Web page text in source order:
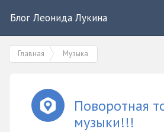
Блог Леонида Лукина
Главная Музыка
Поворотная
музыки!!!